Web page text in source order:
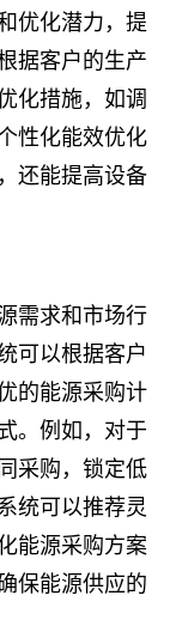
优化潜力，提
据客户的生产
化措施，如调
性化能效优化
还能提高设备
需求和市场行
可以根据客户
的能源采购计
。例如，对于
采购，锁定低
统可以推荐灵
能源采购方案
保能源供应的